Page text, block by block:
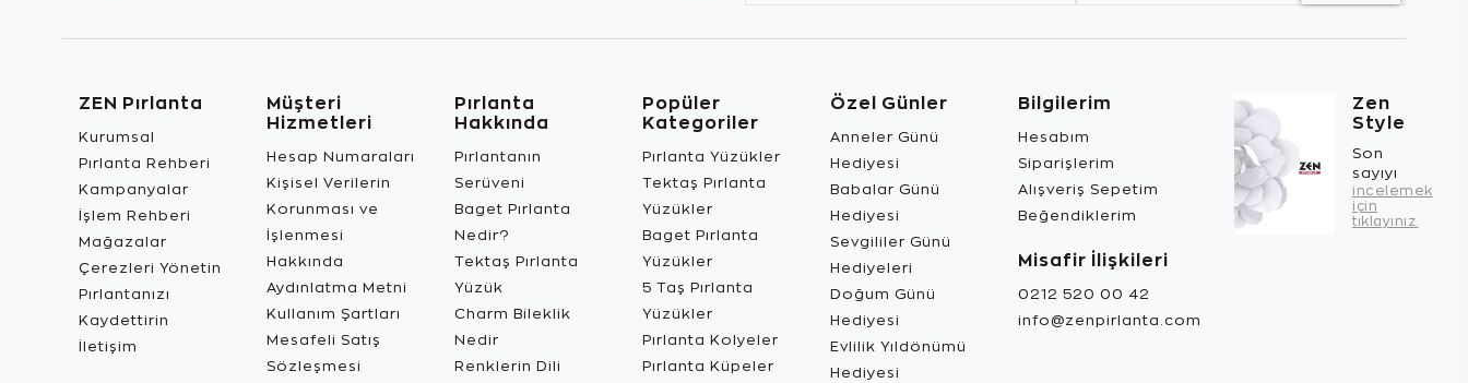
ZEN Pırlanta
Kurumsal
Pırlanta Rehberi
Kampanyalar
İşlem Rehberi
Mağazalar
Çerezleri Yönetin
Pırlantanızı
Kaydettirin
İletişim
Müşteri
Hizmetleri
Hesap Numaraları
Kişisel Verilerin
Korunması ve
İşlenmesi
Hakkında
Aydınlatma Metni
Kullanım Şartları
Mesafeli Satış
Sözleşmesi
Pırlanta
Hakkında
Pırlantanın
Serüveni
Baget Pırlanta
Nedir?
Tektaş Pırlanta
Yüzük
Charm Bileklik
Nedir
Renklerin Dili
Popüler
Kategoriler
Pırlanta Yüzükler
Tektaş Pırlanta
Yüzükler
Baget Pırlanta
Yüzükler
5 Taş Pırlanta
Yüzükler
Pırlanta Kolyeler
Pırlanta Küpeler
Özel Günler
Anneler Günü
Hediyesi
Babalar Günü
Hediyesi
Sevgililer Günü
Hediyeleri
Doğum Günü
Hediyesi
Evlilik Yıldönümü
Hediyesi
Bilgilerim
Hesabım
Siparişlerim
Alışveriş Sepetim
Beğendiklerim
Misafir İlişkileri
0212 520 00 42
info@zenpirlanta.com
Zen
Style
Son
sayıyı
incelemek
için
tıklayınız.